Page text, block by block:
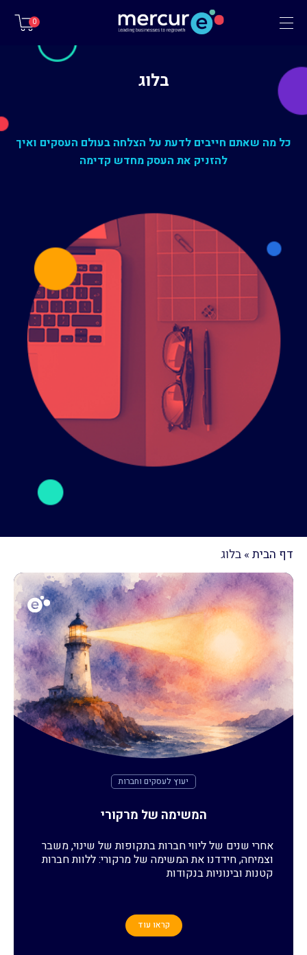
תפריט 0
בלוג
כל מה שאתם חייבים לדעת על הצלחה בעולם העסקים ואיך
להזניק את העסק מחדש קדימה
דף הבית » בלוג
יעוץ לעסקים וחברות
המשימה של מרקורי
אחרי שנים של ליווי חברות בתקופות של שינוי, משבר
וצמיחה, חידדנו את המשימה של מרקורי: ללוות חברות
קטנות ובינוניות בנקודות
קראו עוד